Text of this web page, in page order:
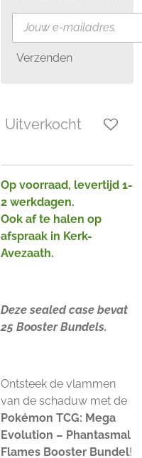
Verzenden
Uitverkocht
Op voorraad, levertijd 1-
2 werkdagen.
Ook af te halen op
afspraak in Kerk-
Avezaath.
Deze sealed case bevat
25 Booster Bundels.
Ontsteek de vlammen
van de schaduw met de
Pokémon TCG: Mega
Evolution – Phantasmal
Flames Booster Bundel!